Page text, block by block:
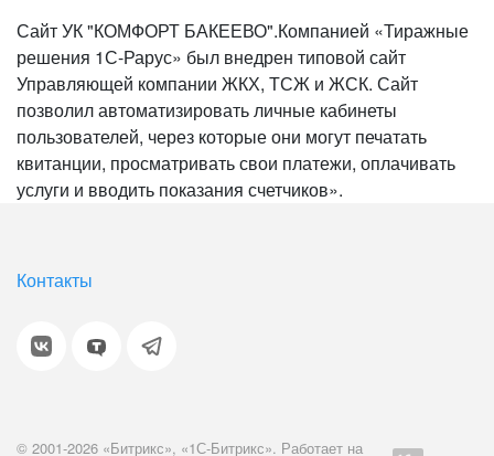
Сайт УК "КОМФОРТ БАКЕЕВО".Компанией «Тиражные
решения 1С-Рарус» был внедрен типовой сайт
Управляющей компании ЖКХ, ТСЖ и ЖСК. Сайт
позволил автоматизировать личные кабинеты
пользователей, через которые они могут печатать
квитанции, просматривать свои платежи, оплачивать
услуги и вводить показания счетчиков».
Контакты
© 2001-2026 «Битрикс», «1С-Битрикс». Работает на